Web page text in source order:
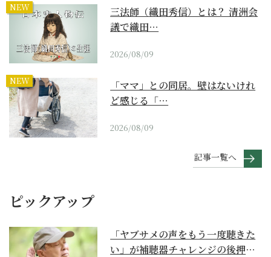
NEW
三法師（織田秀信）とは？ 清洲会
議で織田…
2026/08/09
NEW
「ママ」との同居。壁はないけれ
ど感じる「…
2026/08/09
記事一覧へ
ピックアップ
「ヤブサメの声をもう一度聴きた
い」が補聴器チャレンジの後押し